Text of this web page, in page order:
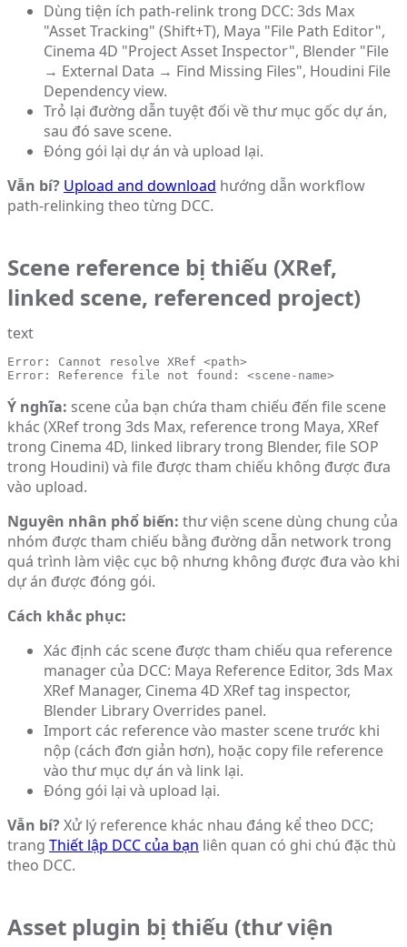
Dùng tiện ích path-relink trong DCC: 3ds Max
"Asset Tracking" (Shift+T), Maya "File Path Editor",
Cinema 4D "Project Asset Inspector", Blender "File
→ External Data → Find Missing Files", Houdini File
Dependency view.
Trỏ lại đường dẫn tuyệt đối về thư mục gốc dự án,
sau đó save scene.
Đóng gói lại dự án và upload lại.
Vẫn bí? Upload and download hướng dẫn workflow
path-relinking theo từng DCC.
Scene reference bị thiếu (XRef,
linked scene, referenced project)
text
Error: Cannot resolve XRef <path>
Error: Reference file not found: <scene-name>
Ý nghĩa: scene của bạn chứa tham chiếu đến file scene
khác (XRef trong 3ds Max, reference trong Maya, XRef
trong Cinema 4D, linked library trong Blender, file SOP
trong Houdini) và file được tham chiếu không được đưa
vào upload.
Nguyên nhân phổ biến: thư viện scene dùng chung của
nhóm được tham chiếu bằng đường dẫn network trong
quá trình làm việc cục bộ nhưng không được đưa vào khi
dự án được đóng gói.
Cách khắc phục:
Xác định các scene được tham chiếu qua reference
manager của DCC: Maya Reference Editor, 3ds Max
XRef Manager, Cinema 4D XRef tag inspector,
Blender Library Overrides panel.
Import các reference vào master scene trước khi
nộp (cách đơn giản hơn), hoặc copy file reference
vào thư mục dự án và link lại.
Đóng gói lại và upload lại.
Vẫn bí?Xử lý reference khác nhau đáng kể theo DCC;
trang Thiết lập DCC của bạn liên quan có ghi chú đặc thù
theo DCC.
Asset plugin bị thiếu (thư viện